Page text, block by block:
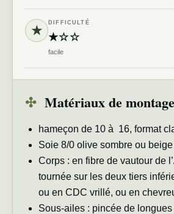
★ DIFFICULTÉ
★☆☆
facile
✣ Matériaux de montage
hameçon de 10 à 16, format
Soie 8/0 olive sombre ou beige
Corps : en fibre de vautour de
tournée sur les deux tiers
ou en CDC vrillé, ou en
Sous-ailes : pincée de